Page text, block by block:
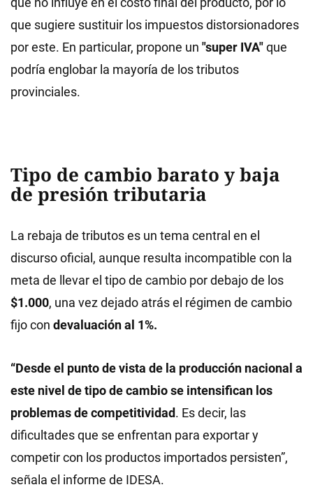
que sugiere sustituir los impuestos distorsionadores
por este. En particular, propone un "super IVA"que
podría englobar la mayoría de los tributos
provinciales.
Tipo de cambio barato y baja
de presión tributaria
La rebaja de tributos es un tema central en el
discurso oficial, aunque resulta incompatible con la
meta de llevar el tipo de cambio por debajo de los
$1.000, una vez dejado atrás el régimen de cambio
fijo con devaluación al 1%.
“Desde el punto de vista de la producción nacional a
este nivel de tipo de cambio se intensifican los
problemas de competitividad. Es decir, las
dificultades que se enfrentan para exportar y
competir con los productos importados persisten”,
señala el informe de IDESA.